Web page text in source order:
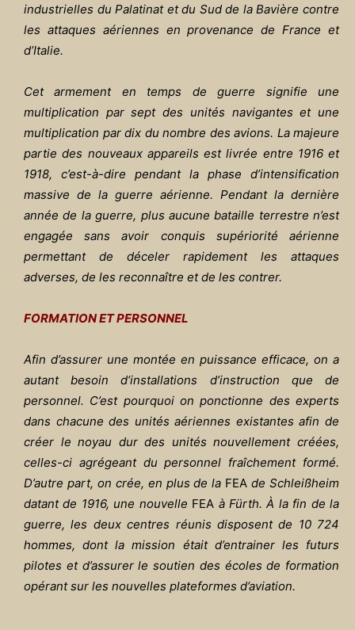
industrielles du Palatinat et du Sud de la Bavière contre
les attaques aériennes en provenance de France et
d’Italie.
Cet armement en temps de guerre signifie une
multiplication par sept des unités navigantes et une
multiplication par dix du nombre des avions. La majeure
partie des nouveaux appareils est livrée entre 1916 et
1918, c’est-à-dire pendant la phase d’intensification
massive de la guerre aérienne. Pendant la dernière
année de la guerre, plus aucune bataille terrestre n’est
engagée sans avoir conquis supériorité aérienne
permettant de déceler rapidement les attaques
adverses, de les reconnaître et de les contrer.
FORMATION ET PERSONNEL
Afin d’assurer une montée en puissance efficace, on a
autant besoin d’installations d’instruction que de
personnel. C’est pourquoi on ponctionne des experts
dans chacune des unités aériennes existantes afin de
créer le noyau dur des unités nouvellement créées,
celles-ci agrégeant du personnel fraîchement formé.
D’autre part, on crée, en plus de la FEA de Schleißheim
datant de 1916, une nouvelle FEA à Fürth. À la fin de la
guerre, les deux centres réunis disposent de 10 724
hommes, dont la mission était d’entrainer les futurs
pilotes et d’assurer le soutien des écoles de formation
opérant sur les nouvelles plateformes d’aviation.